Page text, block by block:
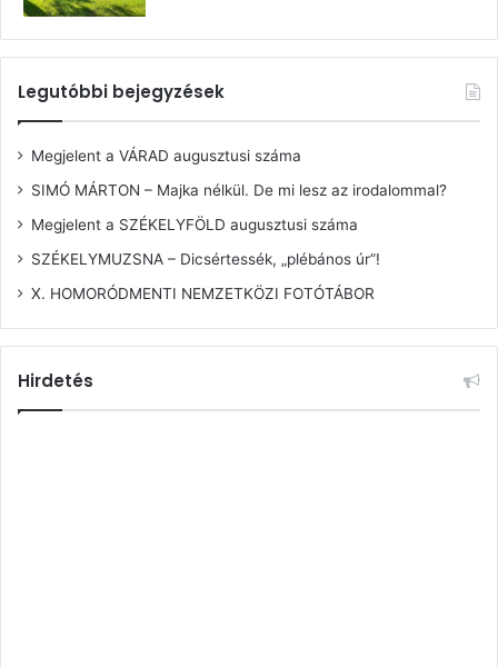
Legutóbbi bejegyzések
Megjelent a VÁRAD augusztusi száma
SIMÓ MÁRTON – Majka nélkül. De mi lesz az irodalommal?
Megjelent a SZÉKELYFÖLD augusztusi száma
SZÉKELYMUZSNA – Dicsértessék, „plébános úr”!
X. HOMORÓDMENTI NEMZETKÖZI FOTÓTÁBOR
Hirdetés